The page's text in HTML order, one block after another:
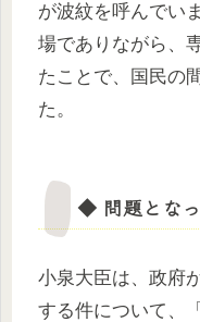
が波紋を呼んでい
場でありながら、
たことで、国民の
た。
◆ 問題とな
小泉大臣は、政府
する件について、